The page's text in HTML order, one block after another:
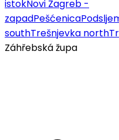
istokNovi Zagreb -
zapadPešćenica
southTrešnjevka north
Záhřebská župa